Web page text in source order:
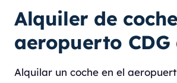
Alquiler de
aeropuerto
Alquilar un coche en el